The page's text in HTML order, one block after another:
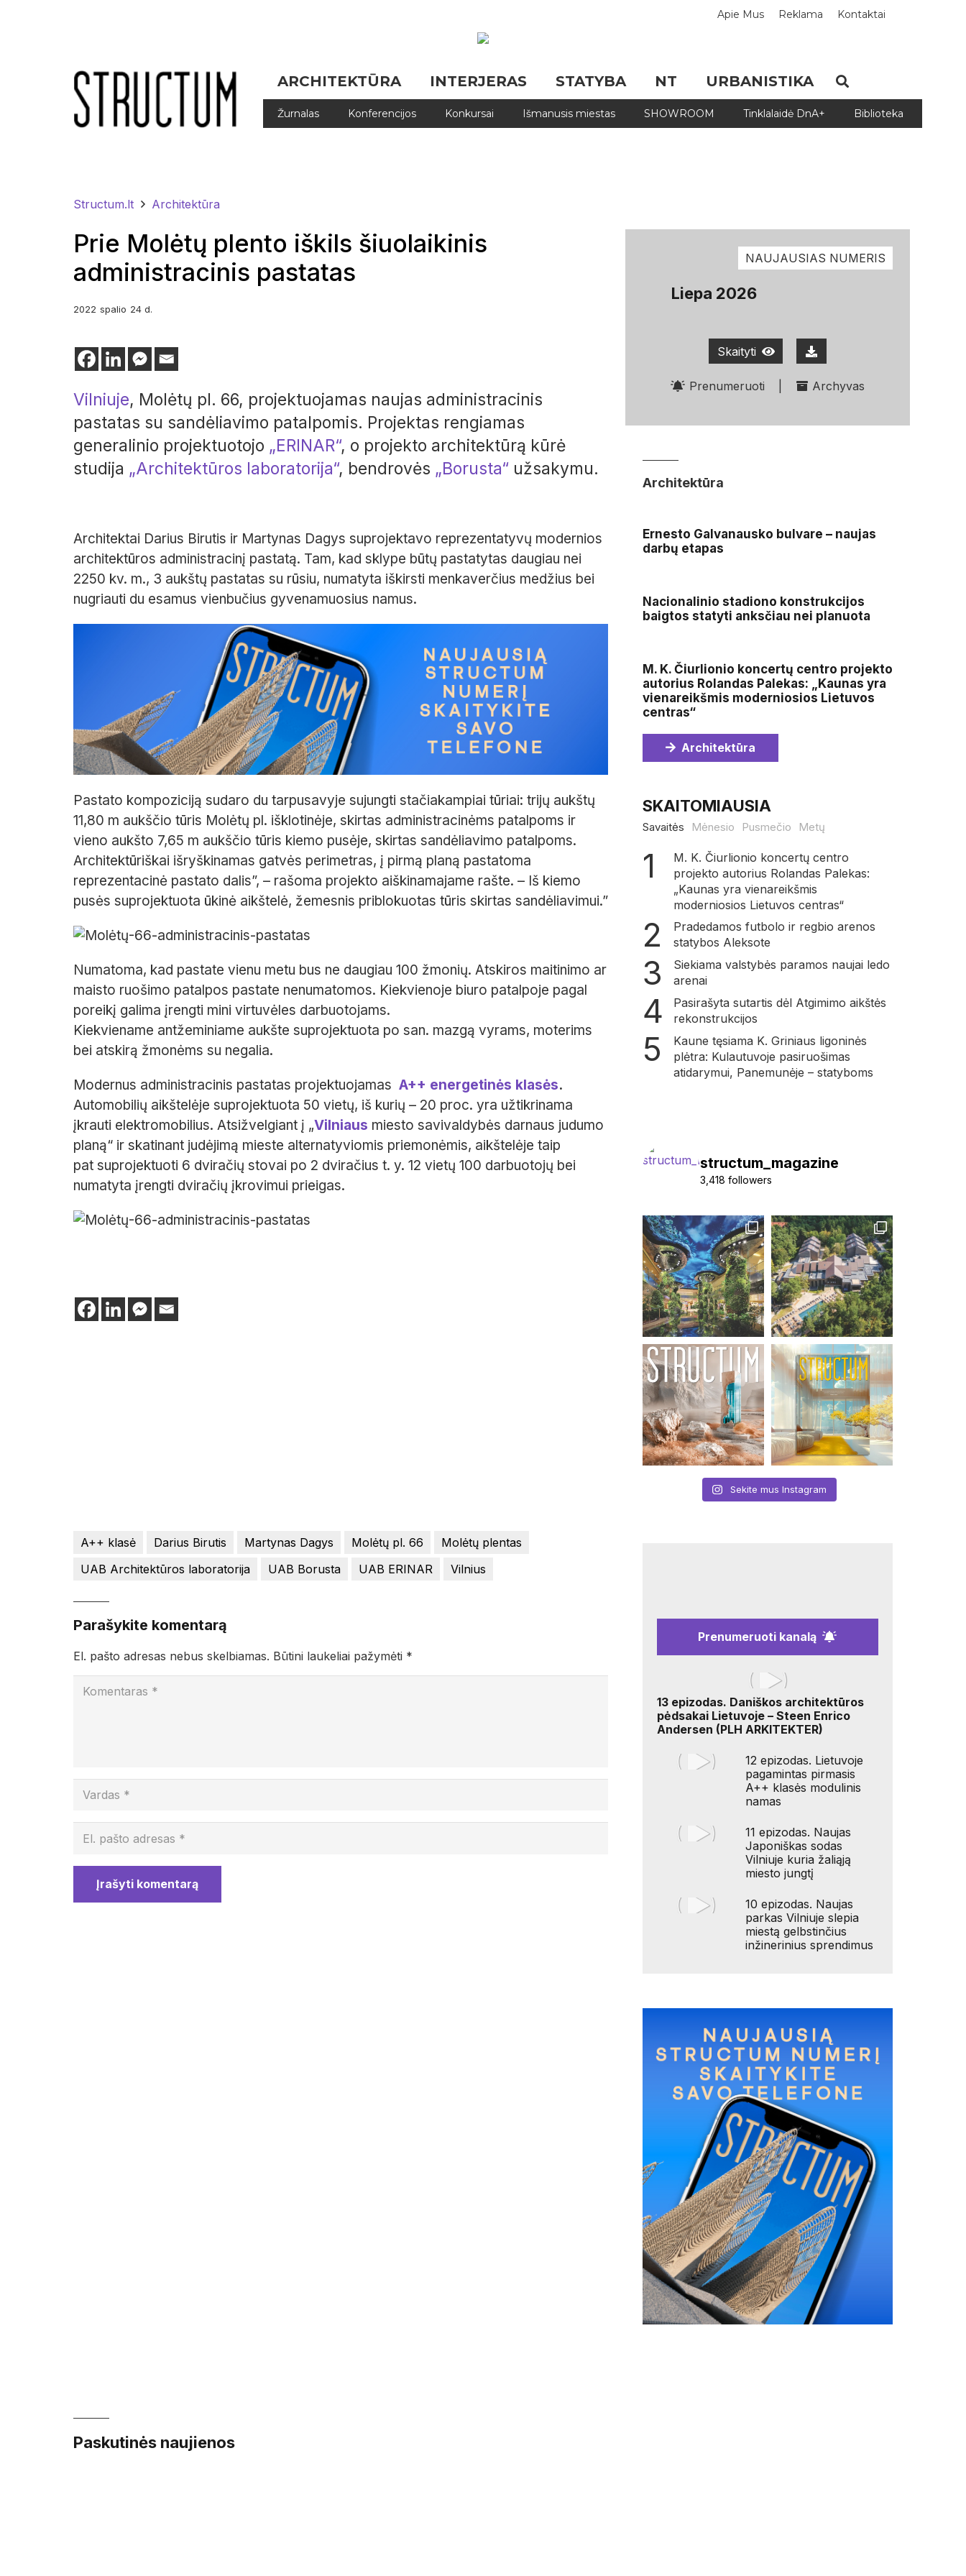
Apie Mus Reklama Kontaktai
ARCHITEKTŪRA INTERJERAS STATYBA NT URBANISTIKA
Žurnalas Konferencijos Konkursai Išmanusis miestas SHOWROOM Tinklalaidė DnA+ Biblioteka
Structum.lt Architektūra
Prie Molėtų plento iškils šiuolaikinis
administracinis pastatas
2022 spalio 24 d.
Vilniuje, Molėtų pl. 66, projektuojamas naujas administracinis
pastatas su sandėliavimo patalpomis. Projektas rengiamas
generalinio projektuotojo „ERINAR“, o projekto architektūrą kūrė
studija „Architektūros laboratorija“, bendrovės „Borusta“ užsakymu.
Architektai Darius Birutis ir Martynas Dagys suprojektavo reprezentatyvų modernios
architektūros administracinį pastatą. Tam, kad sklype būtų pastatytas daugiau nei
2250 kv. m., 3 aukštų pastatas su rūsiu, numatyta iškirsti menkaverčius medžius bei
nugriauti du esamus vienbučius gyvenamuosius namus.
Pastato kompoziciją sudaro du tarpusavyje sujungti stačiakampiai tūriai: trijų aukštų
11,80 m aukščio tūris Molėtų pl. išklotinėje, skirtas administracinėms patalpoms ir
vieno aukšto 7,65 m aukščio tūris kiemo pusėje, skirtas sandėliavimo patalpoms.
Architektūriškai išryškinamas gatvės perimetras, į pirmą planą pastatoma
reprezentacinė pastato dalis”, – rašoma projekto aiškinamajame rašte. – Iš kiemo
pusės suprojektuota ūkinė aikštelė, žemesnis priblokuotas tūris skirtas sandėliavimui.”
Numatoma, kad pastate vienu metu bus ne daugiau 100 žmonių. Atskiros maitinimo ar
maisto ruošimo patalpos pastate nenumatomos. Kiekvienoje biuro patalpoje pagal
poreikį galima įrengti mini virtuvėles darbuotojams.
Kiekviename antžeminiame aukšte suprojektuota po san. mazgą vyrams, moterims
bei atskirą žmonėms su negalia.
Modernus administracinis pastatas projektuojamas A++ energetinės klasės.
Automobilių aikštelėje suprojektuota 50 vietų, iš kurių – 20 proc. yra užtikrinama
įkrauti elektromobilius. Atsižvelgiant į „Vilniaus miesto savivaldybės darnaus judumo
planą“ ir skatinant judėjimą mieste alternatyviomis priemonėmis, aikštelėje taip
pat suprojektuoti 6 dviračių stovai po 2 dviračius t. y. 12 vietų 100 darbuotojų bei
numatyta įrengti dviračių įkrovimui prieigas.
A++ klasė Darius Birutis Martynas Dagys Molėtų pl. 66
Molėtų plentas
UAB Architektūros laboratorija
UAB Borusta UAB ERINAR Vilnius
Parašykite komentarą
El. pašto adresas nebus skelbiamas. Būtini laukeliai pažymėti *
Įrašyti komentarą
NAUJAUSIAS NUMERIS
Liepa 2026
Skaityti
Prenumeruoti Archyvas
Architektūra
Ernesto Galvanausko bulvare – naujas
darbų etapas
Nacionalinio stadiono konstrukcijos
baigtos statyti anksčiau nei planuota
M. K. Čiurlionio koncertų centro projekto
autorius Rolandas Palekas: „Kaunas yra
vienareikšmis moderniosios Lietuvos
centras“
Architektūra
SKAITOMIAUSIA
Savaitės Mėnesio Pusmečio Metų
M. K. Čiurlionio koncertų centro
projekto autorius Rolandas Palekas:
„Kaunas yra vienareikšmis
moderniosios Lietuvos centras“
Pradedamos futbolo ir regbio arenos
statybos Aleksote
Siekiama valstybės paramos naujai ledo
arenai
Pasirašyta sutartis dėl Atgimimo aikštės
rekonstrukcijos
Kaune tęsiama K. Griniaus ligoninės
plėtra: Kulautuvoje pasiruošimas
atidarymui, Panemunėje – statyboms
structum_magazine
3,418 followers
Sekite mus Instagram
Prenumeruoti kanalą
13 epizodas. Daniškos architektūros
pėdsakai Lietuvoje – Steen Enrico
Andersen (PLH ARKITEKTER)
12 epizodas. Lietuvoje
pagamintas pirmasis
A++ klasės modulinis
namas
11 epizodas. Naujas
Japoniškas sodas
Vilniuje kuria žaliąją
miesto jungtį
10 epizodas. Naujas
parkas Vilniuje slepia
miestą gelbstinčius
inžinerinius sprendimus
Paskutinės naujienos